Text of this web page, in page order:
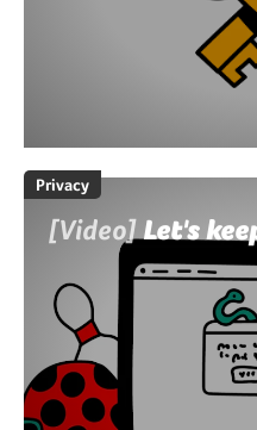
Privacy
[Video]Let's